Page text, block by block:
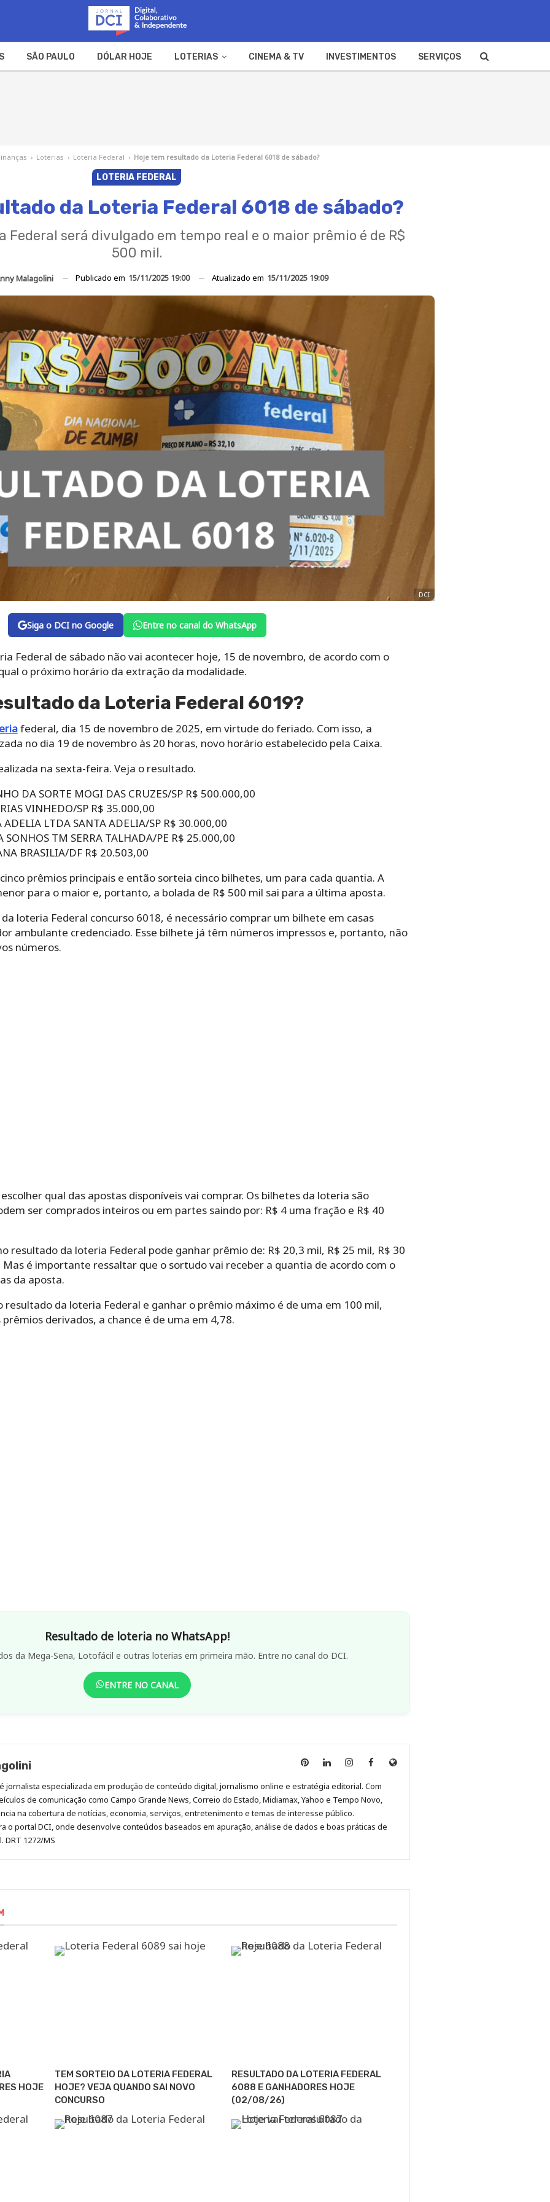
SÃO PAULO DÓLAR HOJE LOTERIAS CINEMA & TV INVESTIMENTOS SERVIÇOS
› Loterias › Loteria Federal › Hoje tem resultado da Loteria Federal 6018 de sábado?
LOTERIA FEDERAL
da Loteria Federal 6018 de sábado?
Federal será divulgado em tempo real e o maior prêmio é de R$
500 mil.
Malagolini Publicado em 15/11/2025 19:00 Atualizado em 15/11/2025 19:09
DCI
Siga o DCI no Google Entre no canal do WhatsApp
Federal de sábado não vai acontecer hoje, 15 de novembro, de acordo com o
o próximo horário da extração da modalidade.
da Loteria Federal 6019?
federal, dia 15 de novembro de 2025, em virtude do feriado. Com isso, a
no dia 19 de novembro às 20 horas, novo horário estabelecido pela Caixa.
na sexta-feira. Veja o resultado.
DA SORTE MOGI DAS CRUZES/SP R$ 500.000,00
VINHEDO/SP R$ 35.000,00
ADELIA LTDA SANTA ADELIA/SP R$ 30.000,00
SONHOS TM SERRA TALHADA/PE R$ 25.000,00
BRASILIA/DF R$ 20.503,00
prêmios principais e então sorteia cinco bilhetes, um para cada quantia. A
para o maior e, portanto, a bolada de R$ 500 mil sai para a última aposta.
loteria Federal concurso 6018, é necessário comprar um bilhete em casas
ambulante credenciado. Esse bilhete já têm números impressos e, portanto, não
números.
qual das apostas disponíveis vai comprar. Os bilhetes da loteria são
ser comprados inteiros ou em partes saindo por: R$ 4 uma fração e R$ 40
resultado da loteria Federal pode ganhar prêmio de: R$ 20,3 mil, R$ 25 mil, R$ 30
Mas é importante ressaltar que o sortudo vai receber a quantia de acordo com o
da aposta.
resultado da loteria Federal e ganhar o prêmio máximo é de uma em 100 mil,
prêmios derivados, a chance é de uma em 4,78.
Resultado de loteria no WhatsApp!
da Mega-Sena, Lotofácil e outras loterias em primeira mão. Entre no canal do DCI.
ENTRE NO CANAL
Anny
no
Pinterest
Anny
no
LinkedIn
Anny
no
Instagram
Anny
no
Facebook
Site
jornalista especializada em produção de conteúdo digital, jornalismo online e estratégia editorial. Com
de comunicação como Campo Grande News, Correio do Estado, Midiamax, Yahoo e Tempo Novo,
na cobertura de notícias, economia, serviços, entretenimento e temas de interesse público.
o portal DCI, onde desenvolve conteúdos baseados em apuração, análise de dados e boas práticas de
DRT 1272/MS
HOJE
TEM SORTEIO DA LOTERIA FEDERAL
HOJE? VEJA QUANDO SAI NOVO
CONCURSO
RESULTADO DA LOTERIA FEDERAL
6088 E GANHADORES HOJE
(02/08/26)